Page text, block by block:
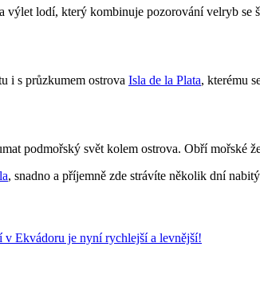
lodí, který kombinuje pozorování velryb
i s průzkumem ostrova Isla de la Plata, kterému
podmořský svět kolem ostrova. Obří
, snadno a příjemně zde strávíte několik dní
v Ekvádoru je nyní rychlejší a levnější!